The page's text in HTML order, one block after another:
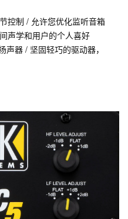
控制 / 允许您优化监听音箱
声学和用户的个人喜好
器 / 坚固轻巧的驱动器，